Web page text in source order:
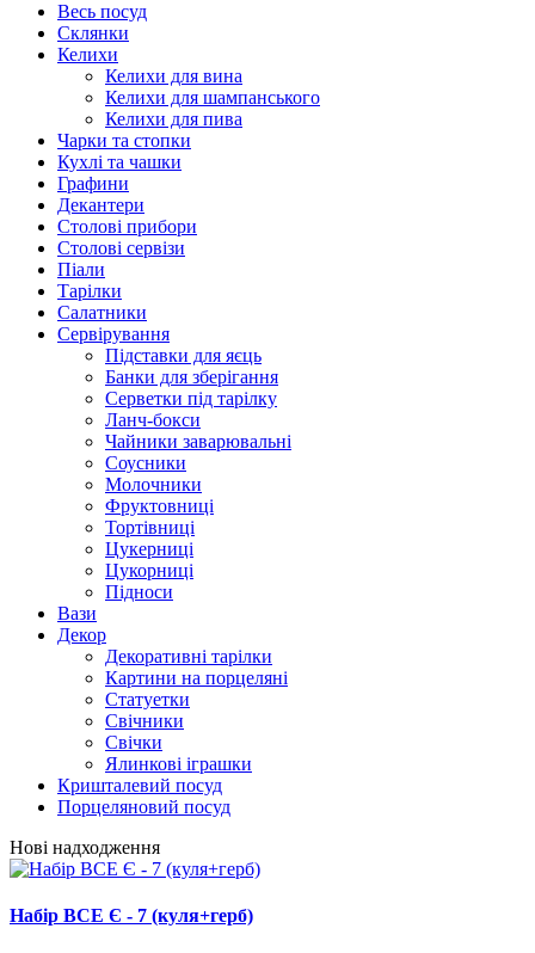
Весь посуд
Склянки
Келихи
Келихи для вина
Келихи для шампанського
Келихи для пива
Чарки та стопки
Кухлі та чашки
Графини
Декантери
Столові прибори
Столові сервізи
Піали
Тарілки
Салатники
Сервірування
Підставки для яєць
Банки для зберігання
Серветки під тарілку
Ланч-бокси
Чайники заварювальні
Соусники
Молочники
Фруктовниці
Тортівниці
Цукерниці
Цукорниці
Підноси
Вази
Декор
Декоративні тарілки
Картини на порцеляні
Статуетки
Свічники
Свічки
Ялинкові іграшки
Кришталевий посуд
Порцеляновий посуд
Нові надходження
Набір ВСЕ Є - 7 (куля+герб)